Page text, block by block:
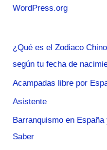
WordPress.org
¿Qué es el Zodiaco
según tu fecha de
Acampadas libre por
Asistente
Barranquismo en
Saber